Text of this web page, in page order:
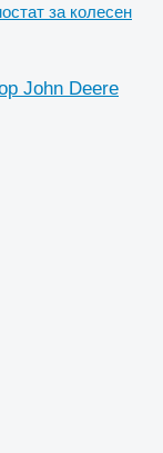
за колесен
John Deere